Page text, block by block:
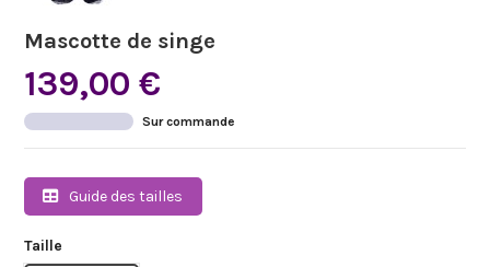
Mascotte de singe
139,00 €
Sur commande
Guide des tailles
Taille